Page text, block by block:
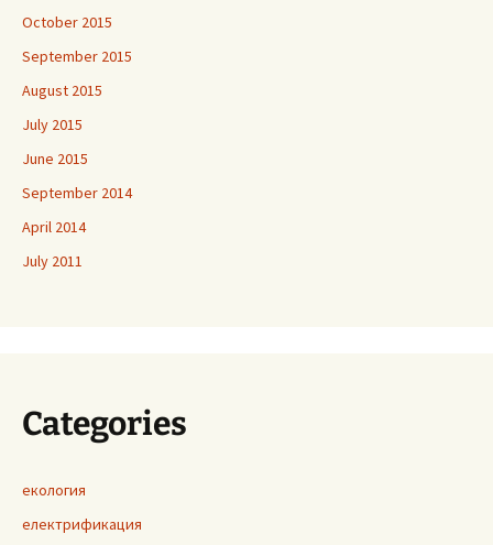
October 2015
September 2015
August 2015
July 2015
June 2015
September 2014
April 2014
July 2011
Categories
екология
електрификация